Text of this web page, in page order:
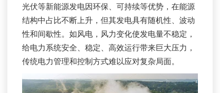
光伏等新能源发电因环保、可持续等优势，在能源
结构中占比不断上升，但其发电具有随机性、波动
性和间歇性。如风电，风力变化使发电量不稳定，
给电力系统安全、稳定、高效运行带来巨大压力，
传统电力管理和控制方式难以应对复杂局面。